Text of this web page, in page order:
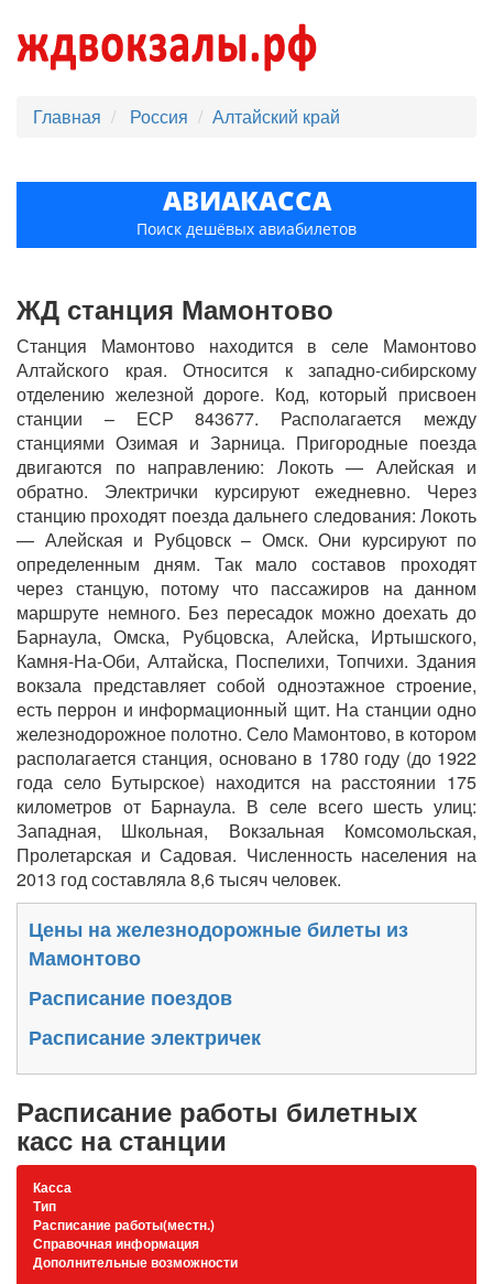
Главная Россия Алтайский край
АВИАКАССА
Поиск дешёвых авиабилетов
ЖД станция Мамонтово
Станция Мамонтово находится в селе Мамонтово
Алтайского края. Относится к западно-сибирскому
отделению железной дороге. Код, который присвоен
станции – ЕСР 843677. Располагается между
станциями Озимая и Зарница. Пригородные поезда
двигаются по направлению: Локоть — Алейская и
обратно. Электрички курсируют ежедневно. Через
станцию проходят поезда дальнего следования: Локоть
— Алейская и Рубцовск – Омск. Они курсируют по
определенным дням. Так мало составов проходят
через станцую, потому что пассажиров на данном
маршруте немного. Без пересадок можно доехать до
Барнаула, Омска, Рубцовска, Алейска, Иртышского,
Камня-На-Оби, Алтайска, Поспелихи, Топчихи. Здания
вокзала представляет собой одноэтажное строение,
есть перрон и информационный щит. На станции одно
железнодорожное полотно. Село Мамонтово, в котором
располагается станция, основано в 1780 году (до 1922
года село Бутырское) находится на расстоянии 175
километров от Барнаула. В селе всего шесть улиц:
Западная, Школьная, Вокзальная Комсомольская,
Пролетарская и Садовая. Численность населения на
2013 год составляла 8,6 тысяч человек.
Цены на железнодорожные билеты из
Мамонтово
Расписание поездов
Расписание электричек
Расписание работы билетных
касс на станции
Касса
Тип
Расписание работы(местн.)
Справочная информация
Дополнительные возможности